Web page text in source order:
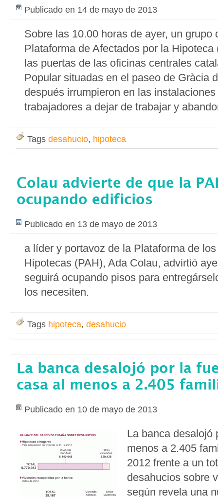
Publicado en 14 de mayo de 2013
Sobre las 10.00 horas de ayer, un grupo
Plataforma de Afectados por la Hipoteca
las puertas de las oficinas centrales
Popular situadas en el paseo de Gràcia
después irrumpieron en las
trabajadores a dejar de trabajar y
Tags desahucio, hipoteca
Colau advierte de que la
ocupando edificios
Publicado en 13 de mayo de 2013
a líder y portavoz de la Plataforma de
Hipotecas (PAH), Ada Colau, advirtió
seguirá ocupando pisos para
los necesiten.
Tags hipoteca, desahucio
La banca desalojó por la
casa al menos a 2.405
Publicado en 10 de mayo de 2013
La banca desalojó
menos a 2.405
2012 frente a un
desahucios sobre
según revela una